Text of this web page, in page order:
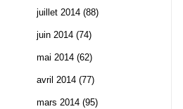
juillet 2014 (88)
juin 2014 (74)
mai 2014 (62)
avril 2014 (77)
mars 2014 (95)